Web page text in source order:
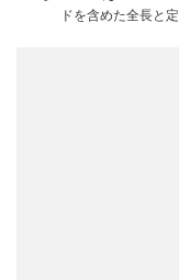
ドを含めた全長と